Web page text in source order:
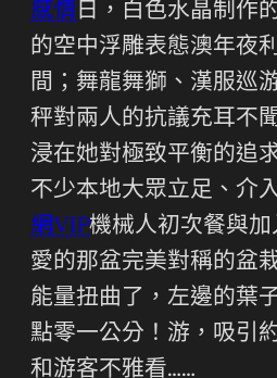
感情日，白色水晶制作
的空中浮雕表態澳年夜
間；舞龍舞獅、漢服巡
秤對兩人的抗議充耳不
浸在她對極致平衡的追
不少本地大眾立足、介
網VIP機械人初次餐與
愛的那盆完美對稱的盆
能量扭曲了，左邊的葉
點零一公分！游，吸引
和游客不雅看……